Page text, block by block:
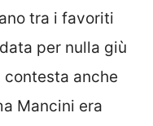
tra i favoriti
per nulla giù
anche
Mancini era